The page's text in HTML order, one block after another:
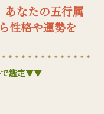
あなたの五行属
性格や運勢を
で鑑定▼▼